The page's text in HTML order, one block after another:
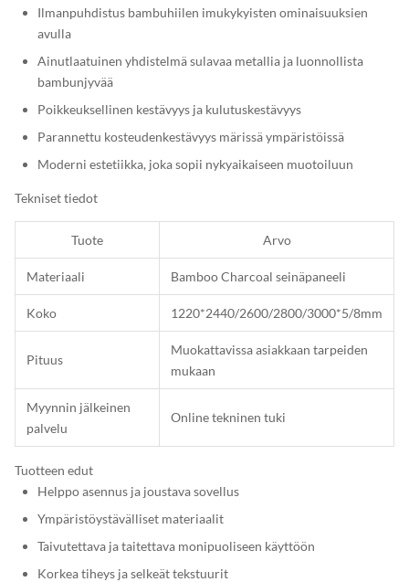
Ilmanpuhdistus bambuhiilen imukykyisten ominaisuuksien
avulla
Ainutlaatuinen yhdistelmä sulavaa metallia ja luonnollista
bambunjyvää
Poikkeuksellinen kestävyys ja kulutuskestävyys
Parannettu kosteudenkestävyys märissä ympäristöissä
Moderni estetiikka, joka sopii nykyaikaiseen muotoiluun
Tekniset tiedot
Tuote Arvo
Materiaali Bamboo Charcoal seinäpaneeli
Koko 1220*2440/2600/2800/3000*5/8mm
Pituus
Muokattavissa asiakkaan tarpeiden
mukaan
Myynnin jälkeinen
palvelu
Online tekninen tuki
Tuotteen edut
Helppo asennus ja joustava sovellus
Ympäristöystävälliset materiaalit
Taivutettava ja taitettava monipuoliseen käyttöön
Korkea tiheys ja selkeät tekstuurit